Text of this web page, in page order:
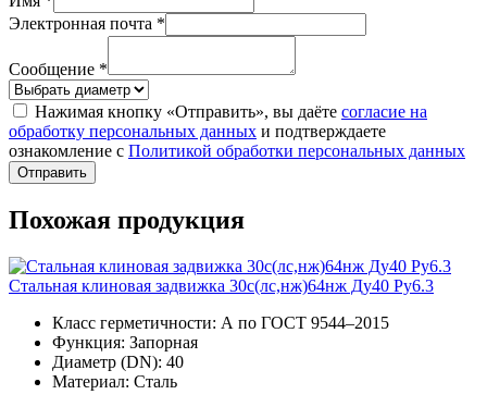
Электронная почта *
Сообщение *
Нажимая кнопку «Отправить», вы даёте согласие на
обработку персональных данных и подтверждаете
ознакомление с Политикой обработки персональных данных
Отправить
Похожая продукция
Стальная клиновая задвижка 30с(лс,нж)64нж Ду40 Ру6.3
Класс герметичности: А по ГОСТ 9544–2015
Функция: Запорная
Диаметр (DN): 40
Материал: Сталь